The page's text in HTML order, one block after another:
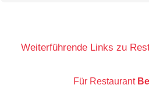
E-Mail-Adresse (wird nicht
Weiterführende Links zu
Für Restaurant